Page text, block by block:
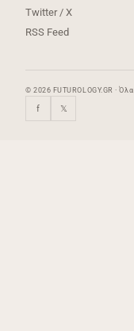
Twitter / X
RSS Feed
© 2026 FUTUROLOGY.GR ·
f 𝕏